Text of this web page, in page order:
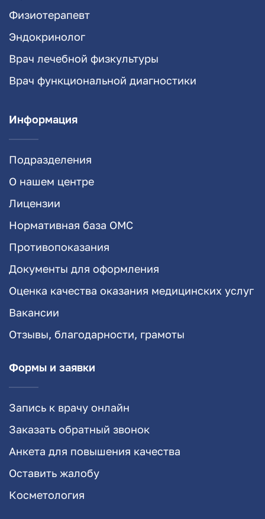
Физиотерапевт
Эндокринолог
Врач лечебной физкультуры
Врач функциональной диагностики
Информация
Подразделения
О нашем центре
Лицензии
Нормативная база ОМС
Противопоказания
Документы для оформления
Оценка качества оказания медицинских услуг
Вакансии
Отзывы, благодарности, грамоты
Формы и заявки
Запись к врачу онлайн
Заказать обратный звонок
Анкета для повышения качества
Оставить жалобу
Косметология